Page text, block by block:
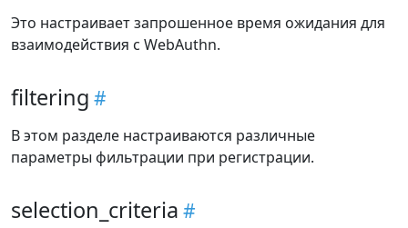
Это настраивает запрошенное время ожидания для
взаимодействия с WebAuthn.
filtering
В этом разделе настраиваются различные
параметры фильтрации при регистрации.
selection_criteria